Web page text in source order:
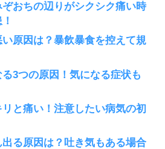
おちの辺りがシクシク痛い時
原因は？暴飲暴食を控えて規
3つの原因！気になる症状も
と痛い！注意したい病気の初
る原因は？吐き気もある場合